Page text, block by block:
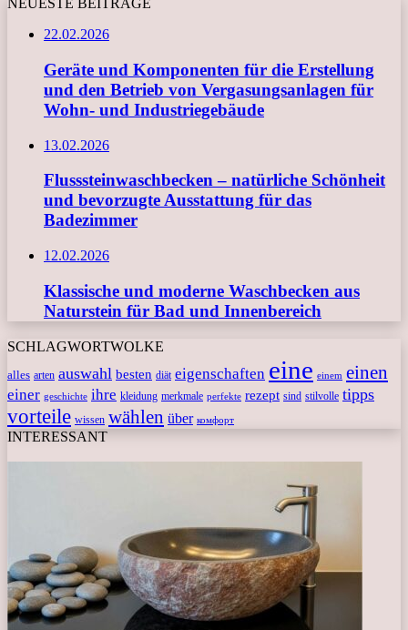
NEUESTE BEITRÄGE
22.02.2026
Geräte und Komponenten für die Erstellung
und den Betrieb von Vergasungsanlagen für
Wohn- und Industriegebäude
13.02.2026
Flusssteinwaschbecken – natürliche Schönheit
und bevorzugte Ausstattung für das
Badezimmer
12.02.2026
Klassische und moderne Waschbecken aus
Naturstein für Bad und Innenbereich
SCHLAGWORTWOLKE
alles arten auswahl besten diät eigenschaften eine einem einen
einer geschichte ihre kleidung merkmale perfekte rezept sind stilvolle tipps
vorteile wissen wählen über комфорт
INTERESSANT